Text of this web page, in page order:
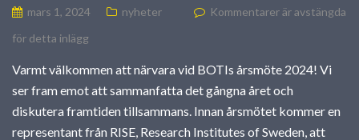
mars 1, 2024 nyheter
Kommentarer är avstängda
för detta inlägg
Varmt välkommen att närvara vid BOTIs årsmöte 2024! Vi
ser fram emot att sammanfatta det gångna året och
diskutera framtiden tillsammans. Innan årsmötet kommer en
representant från RISE, Research Institutes of Sweden, att